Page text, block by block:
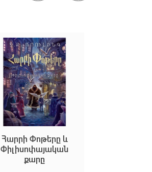
Հարրի Փոթերը և
Փիլիսոփայական
քարը